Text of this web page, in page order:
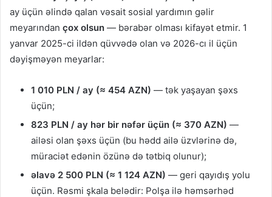
ay üçün əlində qalan vəsait sosial yardımın gəlir
meyarından çox olsun — bərabər olması kifayət etmir. 1
yanvar 2025-ci ildən qüvvədə olan və 2026-cı il üçün
dəyişməyən meyarlar:
1 010 PLN / ay (≈ 454 AZN) — tək yaşayan şəxs
üçün;
823 PLN / ay hər bir nəfər üçün (≈ 370 AZN) —
ailəsi olan şəxs üçün (bu hədd ailə üzvlərinə də,
müraciət edənin özünə də tətbiq olunur);
əlavə 2 500 PLN (≈ 1 124 AZN) — geri qayıdış yolu
üçün. Rəsmi şkala belədir: Polşa ilə həmsərhəd